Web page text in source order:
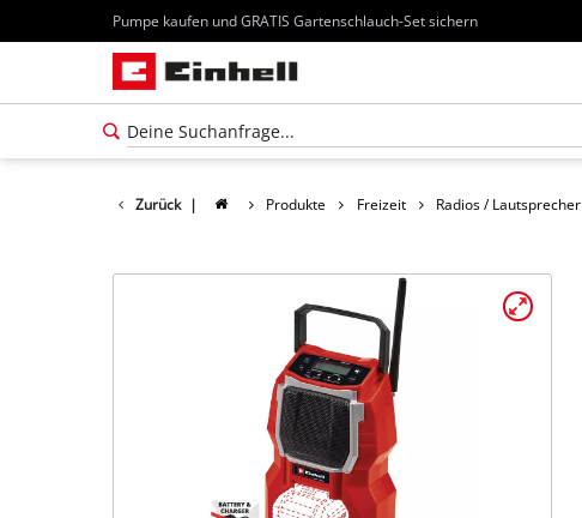
Pumpe kaufen und GRATIS Gartenschlauch-Set sichern
Zurück | Produkte Freizeit Radios / Lautsprecher